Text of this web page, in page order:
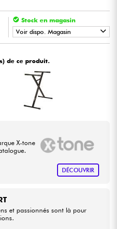
marques
Stock en magasin
Voir dispo. Magasin
Star SMusic
SMusic
Music PARIS
de ce produit.
X-tone
DÉCOUVRIR
et passionnés sont là pour